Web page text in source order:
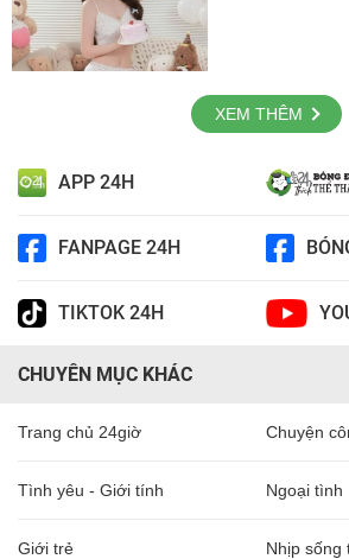
XEM THÊM
APP 24H
FANPAGE 24H
TIKTOK 24H
CHUYÊN MỤC KHÁC
Trang chủ 24giờ Chuyện
Tình yêu - Giới tính Ngoại tình
Giới trẻ Nhịp sống